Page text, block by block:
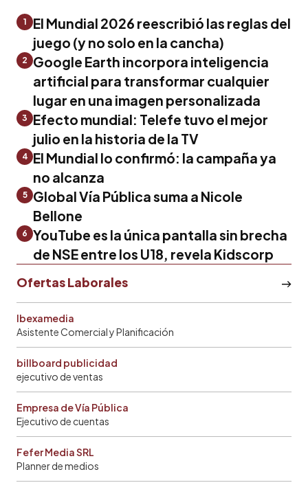
1
El Mundial 2026 reescribió las reglas del
juego (y no solo en la cancha)
2
Google Earth incorpora inteligencia
artificial para transformar cualquier
lugar en una imagen personalizada
3
Efecto mundial: Telefe tuvo el mejor
julio en la historia de la TV
4 El Mundial lo confirmó: la campaña ya
no alcanza
5
Global Vía Pública suma a Nicole
Bellone
6 YouTube es la única pantalla sin brecha
de NSE entre los U18, revela Kidscorp
Ofertas Laborales
Ibexamedia
Asistente Comercial y Planificación
billboard publicidad
ejecutivo de ventas
Empresa de Vía Pública
Ejecutivo de cuentas
Fefer Media SRL
Planner de medios